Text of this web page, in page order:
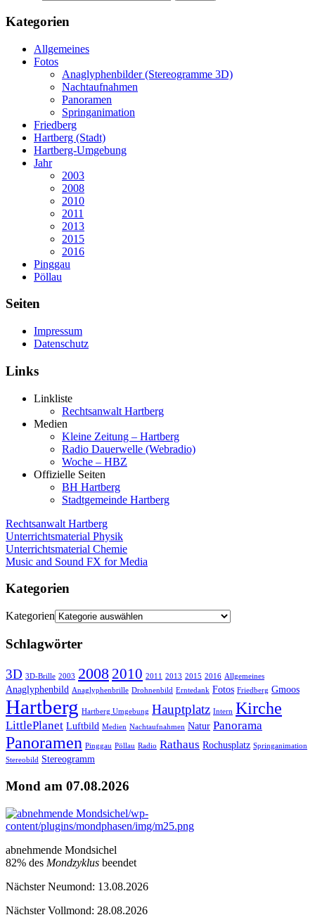
Kategorien
Allgemeines
Fotos
Anaglyphenbilder (Stereogramme 3D)
Nachtaufnahmen
Panoramen
Springanimation
Friedberg
Hartberg (Stadt)
Hartberg-Umgebung
Jahr
2003
2008
2010
2011
2013
2015
2016
Pinggau
Pöllau
Seiten
Impressum
Datenschutz
Links
Linkliste
Rechtsanwalt Hartberg
Medien
Kleine Zeitung – Hartberg
Radio Dauerwelle (Webradio)
Woche – HBZ
Offizielle Seiten
BH Hartberg
Stadtgemeinde Hartberg
Rechtsanwalt Hartberg
Unterrichtsmaterial Physik
Unterrichtsmaterial Chemie
Music and Sound FX for Media
Kategorien
Kategorien
Schlagwörter
3D 3D-Brille 2003 2008 2010 2011 2013 2015 2016 Allgemeines
Anaglyphenbild Anaglyphenbrille Drohnenbild Erntedank Fotos Friedberg Gmoos
Hartberg Hartberg Umgebung Hauptplatz Intern Kirche
LittlePlanet Luftbild Medien Nachtaufnahmen Natur Panorama
Panoramen Pinggau Pöllau Radio Rathaus Rochusplatz Springanimation
Stereobild Stereogramm
Mond am 07.08.2026
abnehmende Mondsichel
82% des Mondzyklus beendet
Nächster Neumond: 13.08.2026
Nächster Vollmond: 28.08.2026